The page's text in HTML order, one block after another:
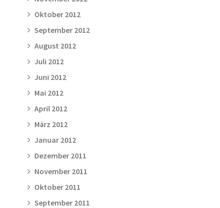
Oktober 2012
September 2012
August 2012
Juli 2012
Juni 2012
Mai 2012
April 2012
März 2012
Januar 2012
Dezember 2011
November 2011
Oktober 2011
September 2011